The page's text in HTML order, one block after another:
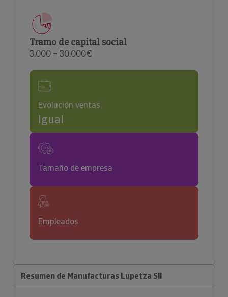
Tramo de capital social
3.000 – 30.000€
Evolución ventas
Igual
Tamaño de empresa
Empleados
Resumen de Manufacturas Lupetza Sll